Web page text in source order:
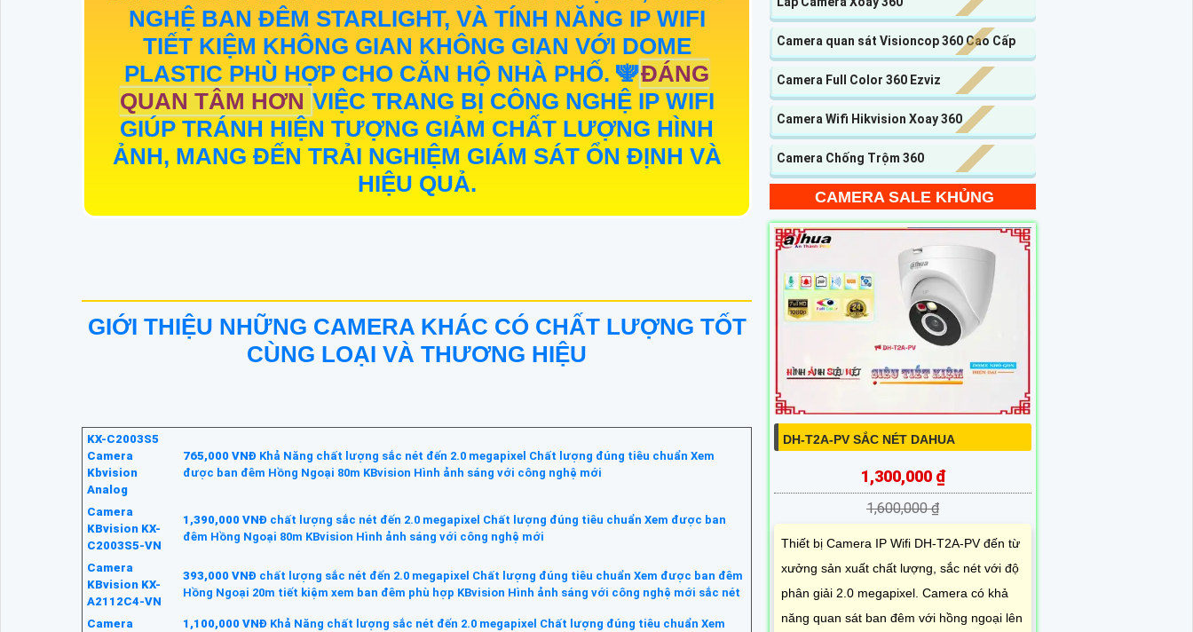
NGHỆ BAN ĐÊM STARLIGHT, VÀ TÍNH NĂNG IP WIFI
TIẾT KIỆM KHÔNG GIAN KHÔNG GIAN VỚI DOME
PLASTIC PHÙ HỢP CHO CĂN HỘ NHÀ PHỐ. 🕎ĐÁNG
QUAN TÂM HƠN VIỆC TRANG BỊ CÔNG NGHỆ IP WIFI
GIÚP TRÁNH HIỆN TƯỢNG GIẢM CHẤT LƯỢNG HÌNH
ẢNH, MANG ĐẾN TRẢI NGHIỆM GIÁM SÁT ỔN ĐỊNH VÀ
HIỆU QUẢ.
GIỚI THIỆU NHỮNG CAMERA KHÁC CÓ CHẤT LƯỢNG TỐT
CÙNG LOẠI VÀ THƯƠNG HIỆU
KX-C2003S5
Camera
Kbvision
Analog
765,000 VNĐ Khả Năng chất lượng sắc nét đến 2.0 megapixel Chất lượng đúng tiêu chuẩn Xem
được ban đêm Hồng Ngoại 80m KBvision Hình ảnh sáng với công nghệ mới
Camera
KBvision KX-
C2003S5-VN
1,390,000 VNĐ chất lượng sắc nét đến 2.0 megapixel Chất lượng đúng tiêu chuẩn Xem được ban
đêm Hồng Ngoại 80m KBvision Hình ảnh sáng với công nghệ mới
Camera
KBvision KX-
A2112C4-VN
393,000 VNĐ chất lượng sắc nét đến 2.0 megapixel Chất lượng đúng tiêu chuẩn Xem được ban đêm
Hồng Ngoại 20m tiết kiệm xem ban đêm phù hợp KBvision Hình ảnh sáng với công nghệ mới sắc nét
Camera
1,100,000 VNĐ Khả Năng chất lượng sắc nét đến 2.0 megapixel Chất lượng đúng tiêu chuẩn Xem
Camera quan sát Visioncop 360 Cao Cấp
Camera Full Color 360 Ezviz
Camera Wifi Hikvision Xoay 360
Camera Chống Trộm 360
CAMERA SALE KHỦNG
DH-T2A-PV SẮC NÉT DAHUA
1,300,000 ₫
1,600,000 ₫
Thiết bị Camera IP Wifi DH-T2A-PV đến từ
xưởng sản xuất chất lượng, sắc nét với độ
phân giải 2.0 megapixel. Camera có khả
năng quan sát ban đêm với hồng ngoại lên